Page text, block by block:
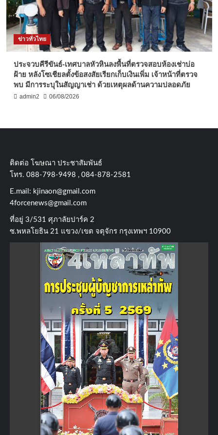
ข่าวทั่วไทย
ประจวบคีรีขันธ์-เทศบาลหัวหินลงพื้นที่ตรวจสอบห้องเช่าบ่อ
ฝ้าย หลังโซเชียลตั้งข้อสงสัยเรียกเก็บเงินเพิ่ม เจ้าหน้าที่ตรวจ
พบ มีการระบุในสัญญาเช่า ด้วยเหตุผลด้านความปลอดภัย
admin2 06/08/2026
ติดต่อ​ โฆษณา​ ประชาสัมพันธ์
โทร​. 088-798-9498 , 084-878-2581
E.mail: kjinaon@gmail.com
4forcenews@gmail.com
ที่อยู่​ 3/531​ ศุภาลัยปาร์ค​ 2
ซ.พหลโยธิน​ 21​ แขวง/เขต​ จตุจักร​ กรุงเทพฯ 10900